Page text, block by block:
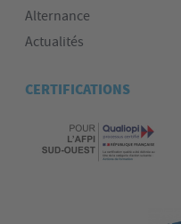
Alternance
Actualités
CERTIFICATIONS